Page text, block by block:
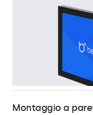
Montaggio a